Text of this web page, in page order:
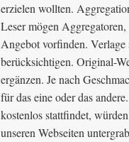
erzielen wollten.
Leser mögen
Angebot vorfinden. Verlage
berücksichtigen. Original-
ergänzen. Je nach
für das eine oder das
kostenlos stattfindet,
unseren Webseiten